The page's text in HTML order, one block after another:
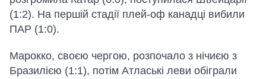
(1:2). На першій стадії плей-оф канадці вибили
ПАР (1:0).
Марокко, своєю чергою, розпочало з нічиєю з
Бразилією (1:1), потім Атлаські леви обіграли